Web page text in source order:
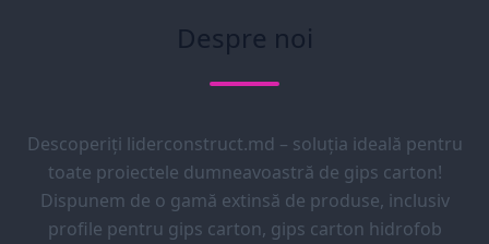
Despre noi
Descoperiți liderconstruct.md – soluția ideală pentru
toate proiectele dumneavoastră de gips carton!
Dispunem de o gamă extinsă de produse, inclusiv
profile pentru gips carton, gips carton hidrofob